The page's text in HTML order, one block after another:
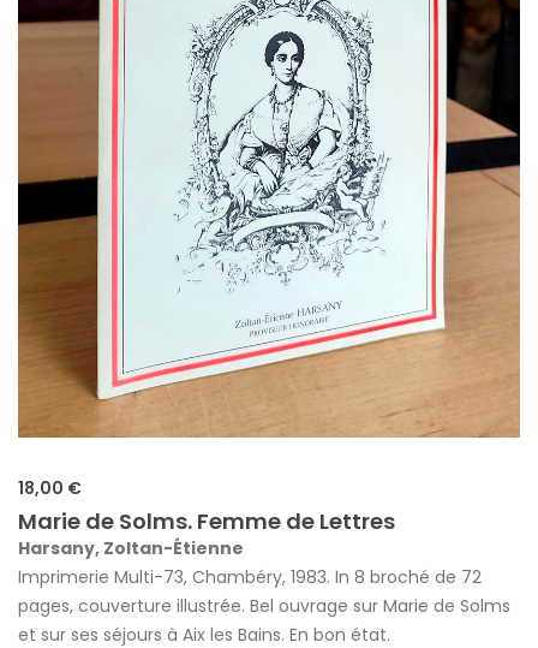
18,00 €
Marie de Solms. Femme de Lettres
Harsany, Zoltan-Étienne
Imprimerie Multi-73, Chambéry, 1983. In 8 broché de 72
pages, couverture illustrée. Bel ouvrage sur Marie de Solms
et sur ses séjours à Aix les Bains. En bon état.